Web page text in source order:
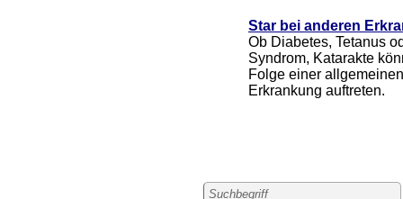
Star bei anderen
Ob Diabetes, Tetanus
Syndrom, Katarakte
Folge einer allgemeinen
Erkrankung auftreten.